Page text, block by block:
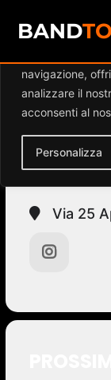
Diamo
navigazione,
analizzare il
acconsenti al
Personalizza
BAND
Via 25